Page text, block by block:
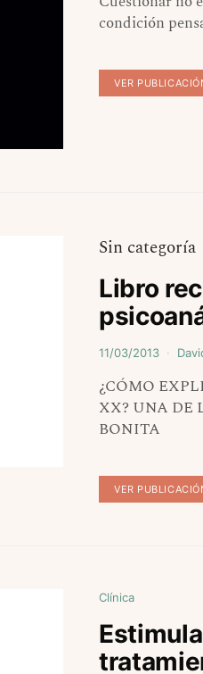
condición
VER
Sin categoría
Libro
11/03/2013
¿CÓMO
XX? UNA DE
BONITA
VER
Clínica